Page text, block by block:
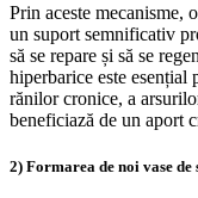
Prin aceste mecanisme,
un suport semnificativ
să se repare și să se
hiperbarice este esențial
rănilor cronice, a
beneficiază de un aport
2) Formarea de noi vase de